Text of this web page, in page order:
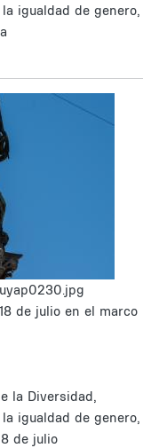
igualdad de genero,
de julio en el marco
la Diversidad,
igualdad de genero,
de julio